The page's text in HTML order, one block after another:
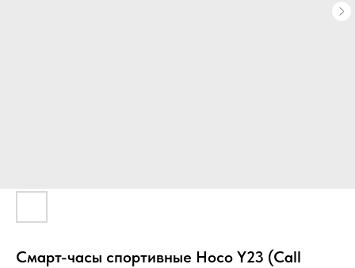
Смарт-часы спортивные Hoco Y23 (Call